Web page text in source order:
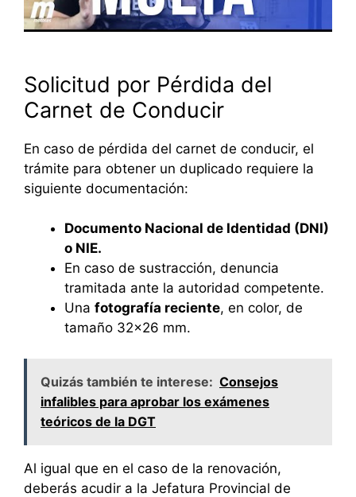
Solicitud por Pérdida del
Carnet de Conducir
En caso de pérdida del carnet de conducir, el
trámite para obtener un duplicado requiere la
siguiente documentación:
Documento Nacional de Identidad (DNI)
o NIE.
En caso de sustracción, denuncia
tramitada ante la autoridad competente.
Una fotografía reciente, en color, de
tamaño 32×26 mm.
Quizás también te interese: Consejos
infalibles para aprobar los exámenes
teóricos de la DGT
Al igual que en el caso de la renovación,
deberás acudir a la Jefatura Provincial de